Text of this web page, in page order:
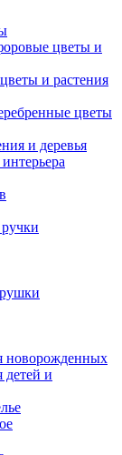
цветы и
и растения
цветы
и деревья
новорожденных
детей и